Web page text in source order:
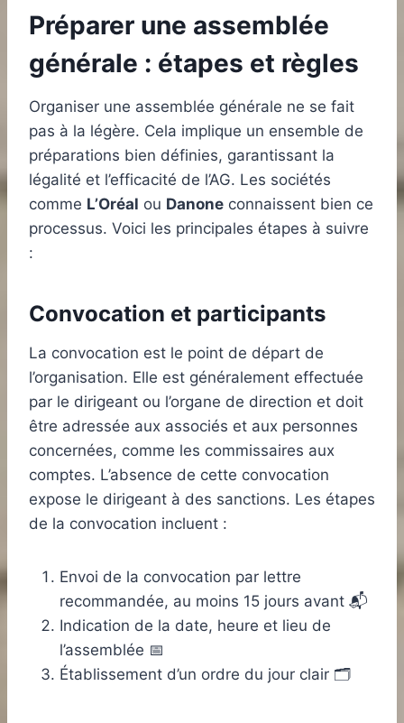
Préparer une assemblée
générale : étapes et règles
Organiser une assemblée générale ne se fait
pas à la légère. Cela implique un ensemble de
préparations bien définies, garantissant la
légalité et l’efficacité de l’AG. Les sociétés
comme L’Oréal ou Danone connaissent bien ce
processus. Voici les principales étapes à suivre
:
Convocation et participants
La convocation est le point de départ de
l’organisation. Elle est généralement effectuée
par le dirigeant ou l’organe de direction et doit
être adressée aux associés et aux personnes
concernées, comme les commissaires aux
comptes. L’absence de cette convocation
expose le dirigeant à des sanctions. Les étapes
de la convocation incluent :
Envoi de la convocation par lettre
recommandée, au moins 15 jours avant 📬
Indication de la date, heure et lieu de
l’assemblée 📅
Établissement d’un ordre du jour clair 🗂️